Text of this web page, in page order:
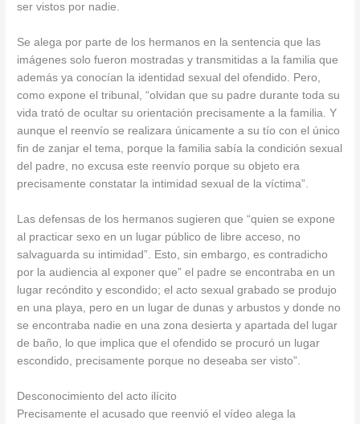
ser vistos por nadie.
Se alega por parte de los hermanos en la sentencia que las
imágenes solo fueron mostradas y transmitidas a la familia que
además ya conocían la identidad sexual del ofendido. Pero,
como expone el tribunal, “olvidan que su padre durante toda su
vida trató de ocultar su orientación precisamente a la familia. Y
aunque el reenvío se realizara únicamente a su tío con el único
fin de zanjar el tema, porque la familia sabía la condición sexual
del padre, no excusa este reenvío porque su objeto era
precisamente constatar la intimidad sexual de la víctima”.
Las defensas de los hermanos sugieren que “quien se expone
al practicar sexo en un lugar público de libre acceso, no
salvaguarda su intimidad”. Esto, sin embargo, es contradicho
por la audiencia al exponer que” el padre se encontraba en un
lugar recóndito y escondido; el acto sexual grabado se produjo
en una playa, pero en un lugar de dunas y arbustos y donde no
se encontraba nadie en una zona desierta y apartada del lugar
de baño, lo que implica que el ofendido se procuró un lugar
escondido, precisamente porque no deseaba ser visto”.
Desconocimiento del acto ilícito
Precisamente el acusado que reenvió el vídeo alega la